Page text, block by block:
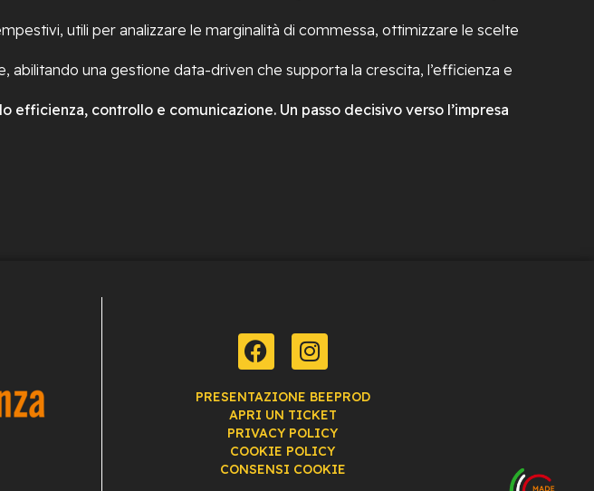
utili per analizzare le marginalità di commessa, ottimizzare le scelte
una gestione data-driven che supporta la crescita, l’efficienza e
controllo e comunicazione. Un passo decisivo verso l’impresa
PRESENTAZIONE BEEPROD
APRI UN TICKET
PRIVACY POLICY
COOKIE POLICY
CONSENSI COOKIE